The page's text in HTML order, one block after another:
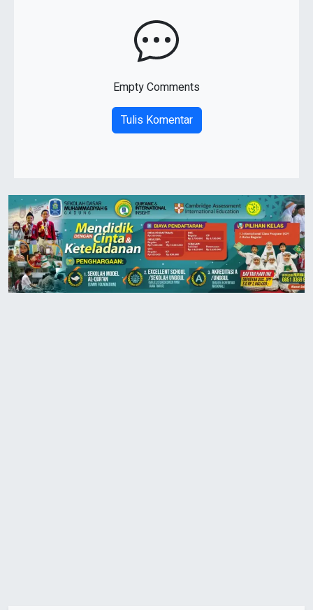
Empty Comments
Tulis Komentar